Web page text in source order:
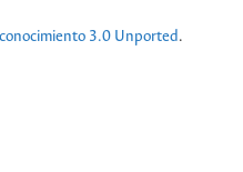
3.0 Unported .